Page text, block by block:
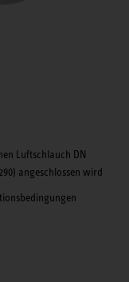
Luftschlauch DN
angeschlossen wird